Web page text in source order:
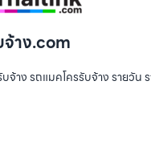
จ้าง.com
จ้าง รถแมคโครรับจ้าง รายวั